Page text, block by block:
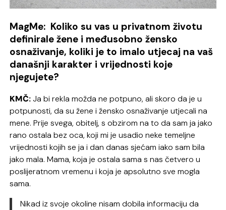
MagMe: Koliko su vas u privatnom životu
definirale žene i međusobno žensko
osnaživanje, koliki je to imalo utjecaj na vaš
današnji karakter i vrijednosti koje
njegujete?
KMČ:Ja bi rekla možda ne potpuno, ali skoro da je u
potpunosti, da su žene i žensko osnaživanje utjecali na
mene. Prije svega, obitelj, s obzirom na to da sam ja jako
rano ostala bez oca, koji mi je usadio neke temeljne
vrijednosti kojih se ja i dan danas sjećam iako sam bila
jako mala. Mama, koja je ostala sama s nas četvero u
poslijeratnom vremenu i koja je apsolutno sve mogla
sama.
Nikad iz svoje okoline nisam dobila informaciju da